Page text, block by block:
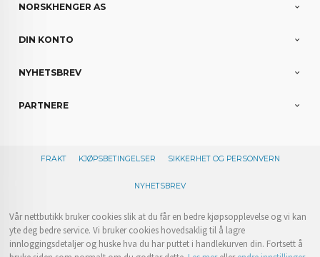
NORSKHENGER AS
DIN KONTO
NYHETSBREV
PARTNERE
FRAKT KJØPSBETINGELSER SIKKERHET OG PERSONVERN
NYHETSBREV
Vår nettbutikk bruker cookies slik at du får en bedre kjøpsopplevelse og vi kan
yte deg bedre service. Vi bruker cookies hovedsaklig til å lagre
innloggingsdetaljer og huske hva du har puttet i handlekurven din. Fortsett å